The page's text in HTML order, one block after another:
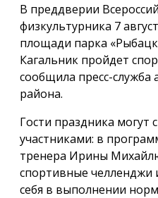
В преддверии
физкультурника 7
площади парка
Кагальник пройдет
сообщила пресс-служба
района.
Гости праздника могут
участниками: в
тренера Ирины
спортивные
себя в выполнении